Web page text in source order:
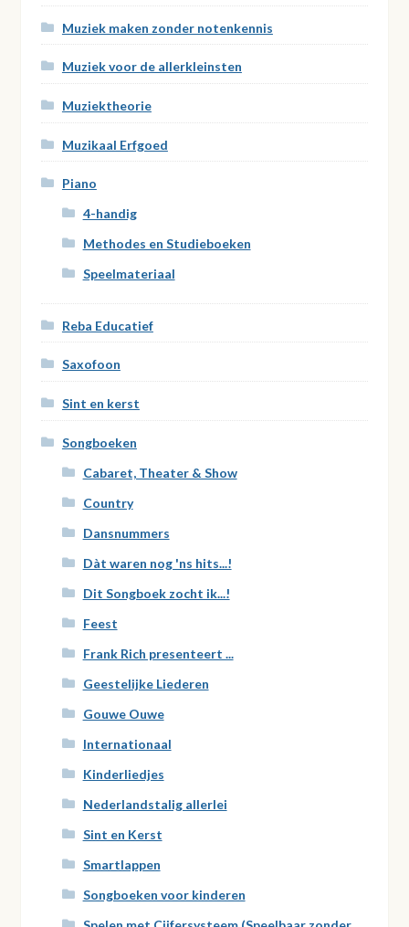
Muziek maken zonder notenkennis
Muziek voor de allerkleinsten
Muziektheorie
Muzikaal Erfgoed
Piano
4-handig
Methodes en Studieboeken
Speelmateriaal
Reba Educatief
Saxofoon
Sint en kerst
Songboeken
Cabaret, Theater & Show
Country
Dansnummers
Dàt waren nog 'ns hits...!
Dit Songboek zocht ik...!
Feest
Frank Rich presenteert ...
Geestelijke Liederen
Gouwe Ouwe
Internationaal
Kinderliedjes
Nederlandstalig allerlei
Sint en Kerst
Smartlappen
Songboeken voor kinderen